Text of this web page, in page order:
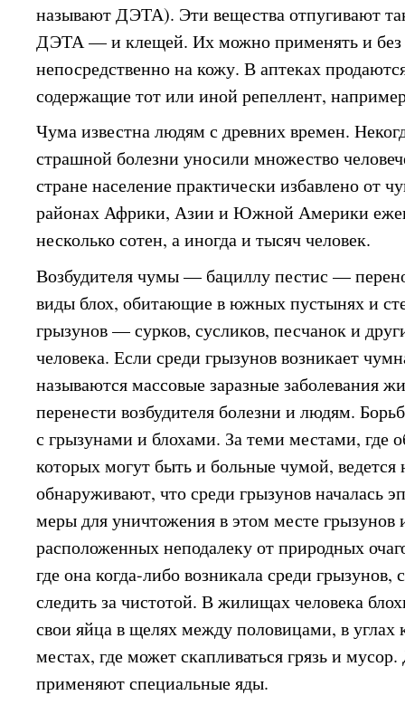
называют ДЭТА). Эти вещества отпугивают
ДЭТА — и клещей. Их можно применять и без
непосредственно на кожу. В аптеках
содержащие тот или иной репеллент,
Чума известна людям с древних времен.
страшной болезни уносили множество
стране население практически избавлено от
районах Африки, Азии и Южной Америки
несколько сотен, а иногда и тысяч человек.
Возбудителя чумы — бациллу пестис —
виды блох, обитающие в южных пустынях и
грызунов — сурков, сусликов, песчанок и
человека. Если среди грызунов возникает
называются массовые заразные заболевания
перенести возбудителя болезни и людям.
с грызунами и блохами. За теми местами, где
которых могут быть и больные чумой,
обнаруживают, что среди грызунов началась
меры для уничтожения в этом месте грызунов
расположенных неподалеку от природных
где она когда-либо возникала среди грызунов,
следить за чистотой. В жилищах человека
свои яйца в щелях между половицами, в углах
местах, где может скапливаться грязь и
применяют специальные яды.